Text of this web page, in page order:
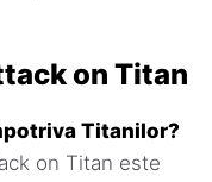
on Titan
Titanilor?
on Titan este